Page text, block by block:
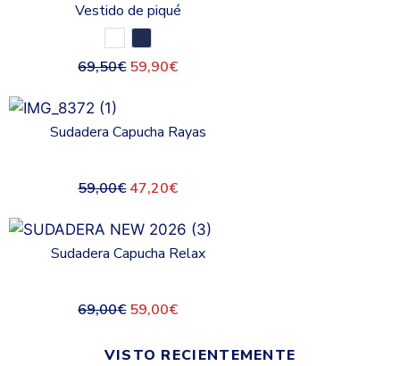
Vestido de piqué
69,50€ 59,90€
Sudadera Capucha Rayas
59,00€ 47,20€
Sudadera Capucha Relax
69,00€ 59,00€
VISTO RECIENTEMENTE